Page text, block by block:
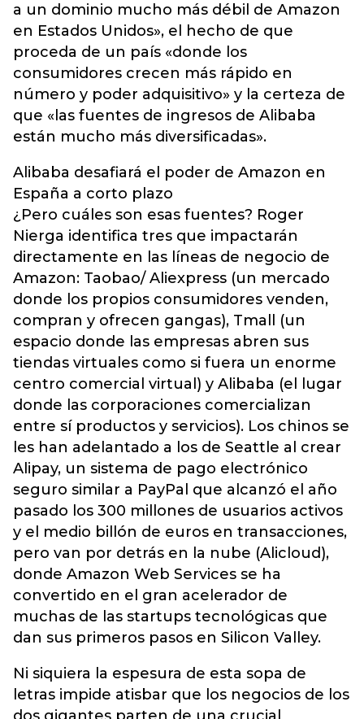
a un dominio mucho más débil de Amazon
en Estados Unidos», el hecho de que
proceda de un país «donde los
consumidores crecen más rápido en
número y poder adquisitivo» y la certeza de
que «las fuentes de ingresos de Alibaba
están mucho más diversificadas».
Alibaba desafiará el poder de Amazon en
España a corto plazo
¿Pero cuáles son esas fuentes? Roger
Nierga identifica tres que impactarán
directamente en las líneas de negocio de
Amazon: Taobao/ Aliexpress (un mercado
donde los propios consumidores venden,
compran y ofrecen gangas), Tmall (un
espacio donde las empresas abren sus
tiendas virtuales como si fuera un enorme
centro comercial virtual) y Alibaba (el lugar
donde las corporaciones comercializan
entre sí productos y servicios). Los chinos se
les han adelantado a los de Seattle al crear
Alipay, un sistema de pago electrónico
seguro similar a PayPal que alcanzó el año
pasado los 300 millones de usuarios activos
y el medio billón de euros en transacciones,
pero van por detrás en la nube (Alicloud),
donde Amazon Web Services se ha
convertido en el gran acelerador de
muchas de las startups tecnológicas que
dan sus primeros pasos en Silicon Valley.
Ni siquiera la espesura de esta sopa de
letras impide atisbar que los negocios de los